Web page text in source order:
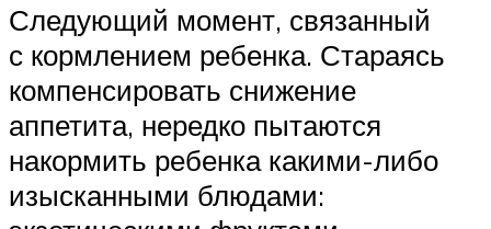
Следующий момент, связанный
с кормлением ребенка. Стараясь
компенсировать снижение
аппетита, нередко пытаются
накормить ребенка какими-либо
изысканными блюдами: